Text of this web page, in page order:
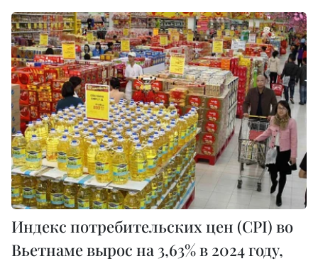
Индекс потребительских цен (CPI) во
Вьетнаме вырос на 3,63% в 2024 году,